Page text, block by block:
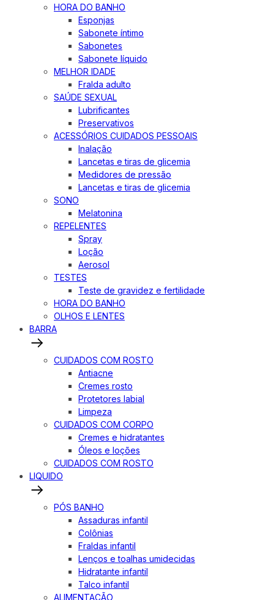
HORA DO BANHO
Esponjas
Sabonete íntimo
Sabonetes
Sabonete líquido
MELHOR IDADE
Fralda adulto
SAÚDE SEXUAL
Lubrificantes
Preservativos
ACESSÓRIOS CUIDADOS PESSOAIS
Inalação
Lancetas e tiras de glicemia
Medidores de pressão
Lancetas e tiras de glicemia
SONO
Melatonina
REPELENTES
Spray
Loção
Aerosol
TESTES
Teste de gravidez e fertilidade
HORA DO BANHO
OLHOS E LENTES
BARRA
CUIDADOS COM ROSTO
Antiacne
Cremes rosto
Protetores labial
Limpeza
CUIDADOS COM CORPO
Cremes e hidratantes
Óleos e loções
CUIDADOS COM ROSTO
LIQUIDO
PÓS BANHO
Assaduras infantil
Colônias
Fraldas infantil
Lenços e toalhas umidecidas
Hidratante infantil
Talco infantil
ALIMENTAÇÃO